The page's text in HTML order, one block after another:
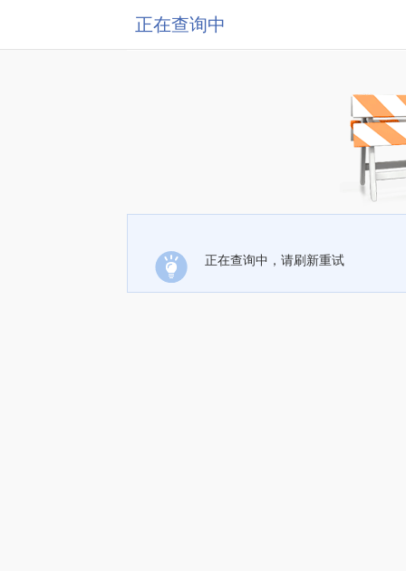
正在查询中
正在查询中，请刷新重试